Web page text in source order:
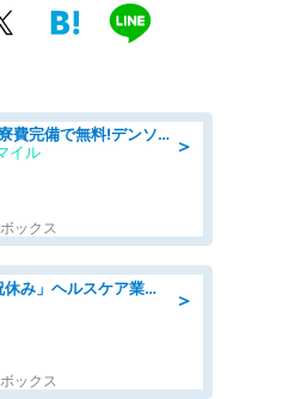
＞
入社特典58万円、寮費完備で無料!デンソーで働こう!自動車工場で小型部品の検査業務 denso aichi
イル
ックス
＞
08月開始/「土日祝休み」ヘルスケア業界の産業保健師/高時給/未経験OK/要資格:保健師、正看護師
ックス